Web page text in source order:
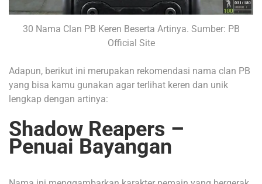
30 Nama Clan PB Keren Beserta Artinya. Sumber: PB
Official Site
Adapun, berikut ini merupakan rekomendasi nama clan PB
yang bisa kamu gunakan agar terlihat keren dan unik
lengkap dengan artinya:
Shadow Reapers –
Penuai Bayangan